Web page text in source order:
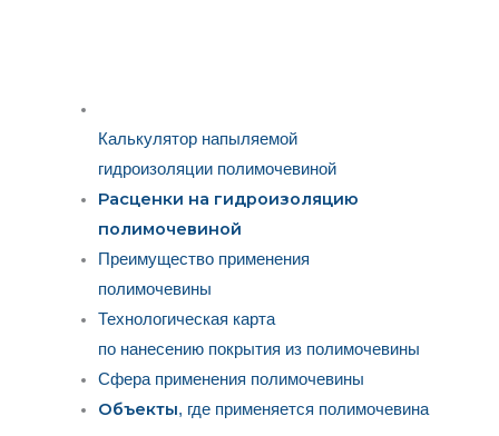
Калькулятор напыляемой
гидроизоляции полимочевиной
Расценки на гидроизоляцию
полимочевиной
Преимущество применения
полимочевины
Технологическая карта
по нанесению покрытия из полимочевины
Сфера применения полимочевины
Объекты, где применяется полимочевина